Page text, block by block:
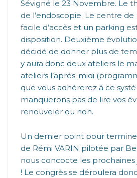
Sévigné le 23 Novembre. Le
de l’endoscopie. Le centre de
facile d’accès et un parking
disposition. Deuxième
décidé de donner plus de
y aura donc deux ateliers le
ateliers l’après-midi
que vous adhérerez à ce
manquerons pas de lire vos
renouveler ou non.
Un dernier point pour terminer
de Rémi VARIN pilotée par
nous concocte les
! Le congrès se déroulera